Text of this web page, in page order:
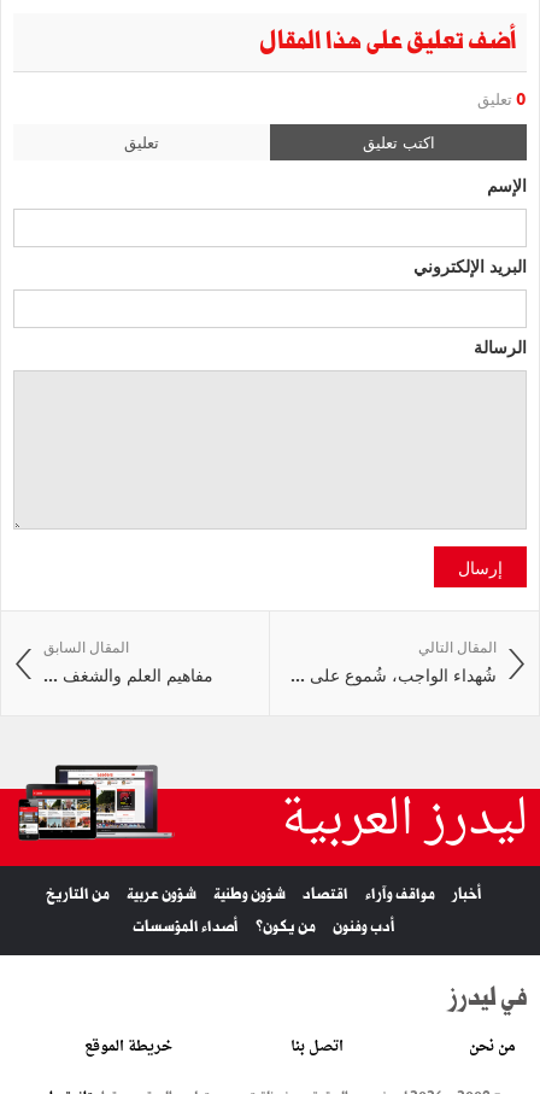
أضف تعليق على هذا المقال
0 تعليق
اكتب تعليق تعليق
الإسم
البريد الإلكتروني
الرسالة
إرسال
المقال السابق
مفاهيم العلم والشغف ...
المقال التالي
شُهداء الواجب، شُموع على ...
ليدرز العربية
أخبار مواقف وآراء اقتصاد شؤون وطنية شؤون عربية
من التاريخ
أدب وفنون
من يكون؟ أصداء المؤسسات
في ليدرز
من نحن اتصل بنا خريطة الموقع